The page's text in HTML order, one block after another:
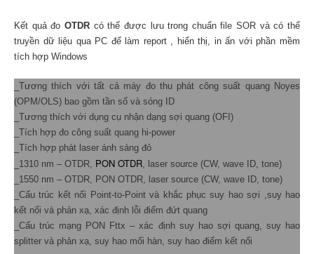
Kết quả đo OTDRcó thể được lưu trong chuẩn file SOR và có thể
truyền dữ liệu qua PC để làm report , hiển thị, in ấn với phần mềm
tích hợp Windows
_Tương thích với tất cả máy đo thu phát công suất quang Noyes
(OPM/OLS) bao gồm tần số và sóng ID
_Tương thích với dụng cụ nhận dạng sợi quang (OFI)
_Tích hợp đo công suất quang hi-power
_Tích hợp phát laser ánh sáng đỏ
_1310 nm – OTDR, PON OTDR , laser source (CW, wave ID, tone)
_1550 nm – OTDR, PON OTDR, laser source (CW, wave ID, tone)
_Cấu trúc kết nối Point-to-Point và khắc phục suy hao sợi ,suy hao
kết nối và phản xạ, xác định lỗi điểm đứt quang
_Cấu trúc mạng PON Fttx – xác định suy hao sợi quang, suy hao
splitter và phản xạ, suy hao mối hàn, suy hao điểm kết nối